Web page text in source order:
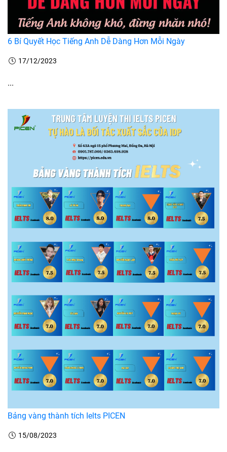
6 Bí Quyết Học Tiếng Anh Dễ Dàng Hơn Mỗi Ngày
17/12/2023
...
Bảng vàng thành tích Ielts PICEN
15/08/2023